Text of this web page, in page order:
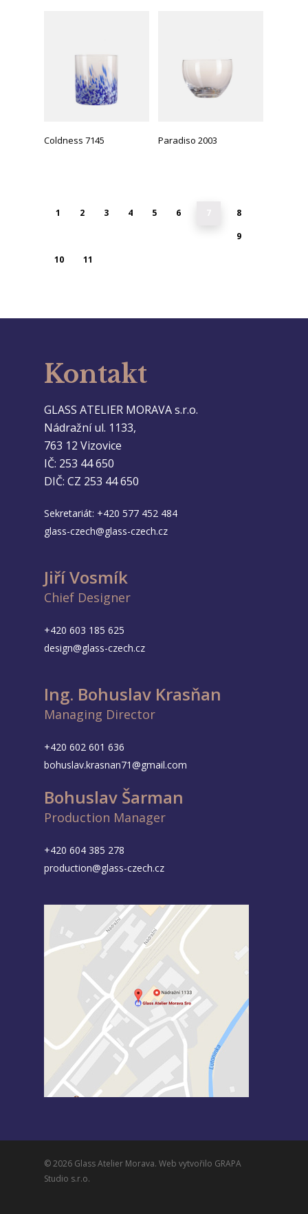
Coldness 7145 Paradiso 2003
1 2 3 4 5 6
8
9
10
11
Kontakt
GLASS ATELIER MORAVA s.r.o.
Nádražní ul. 1133,
763 12 Vizovice
IČ: 253 44 650
DIČ: CZ 253 44 650
Sekretariát: +420 577 452 484
glass-czech@glass-czech.cz
Jiří Vosmík
Chief Designer
+420 603 185 625
design@glass-czech.cz
Ing. Bohuslav Krasňan
Managing Director
+420 602 601 636
bohuslav.krasnan71@gmail.com
Bohuslav Šarman
Production Manager
+420 604 385 278
production@glass-czech.cz
© 2026 Glass Atelier Morava. Web vytvořilo GRAPA
Studio s.r.o.